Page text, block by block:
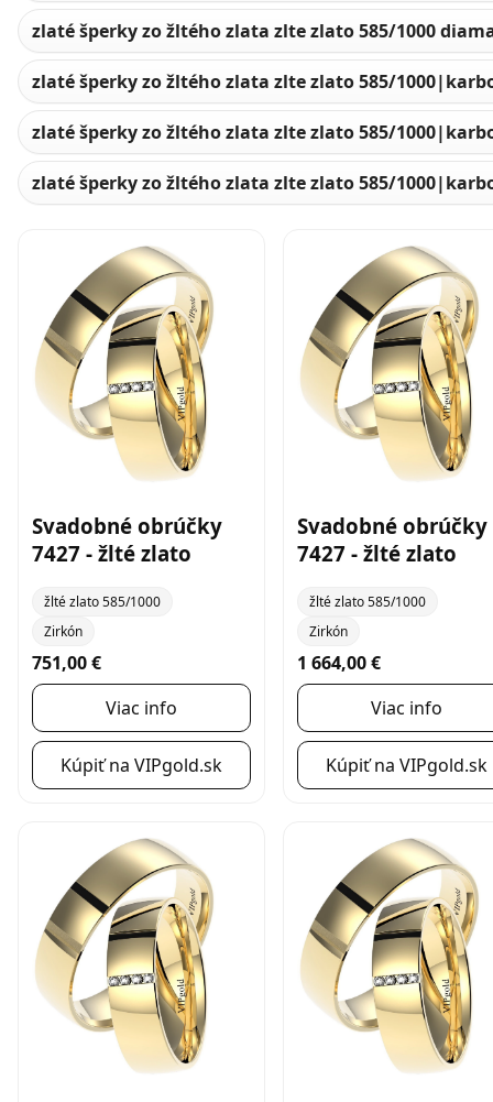
zlaté šperky zo žltého zlata zlte zlato 585/1000
zlaté šperky zo žltého zlata zlte zlato 585/
zlaté šperky zo žltého zlata zlte zlato 585/
zlaté šperky zo žltého zlata zlte zlato 585/
Svadobné obrúčky
7427 - žlté zlato
žlté zlato 585/1000
Zirkón
751,00 €
Viac info
Kúpiť na VIPgold.sk
Svadobné obrúčky
7427 - žlté zlato
žlté zlato 585/1000
Zirkón
1 664,00 €
Viac info
Kúpiť na VIPgold.sk